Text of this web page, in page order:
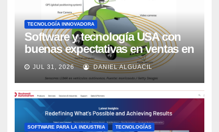
TECNOLOGÍA INNOVADORA
Software y tecnología USA con
buenas expectativas en ventas en
los próximos 2 años, según
Market Watch
JUL 31, 2026 DANIEL ALGUACIL
SOFTWARE PARA LA INDUSTRIA TECNOLOGÍAS